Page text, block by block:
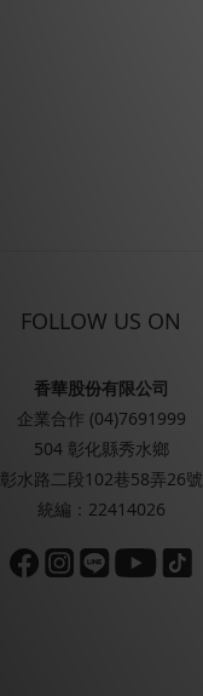
FOLLOW US ON
香華股份有限公司
企業合作 (04)7691999
504 彰化縣秀水鄉
彰水路二段102巷58弄26號
統編：22414026